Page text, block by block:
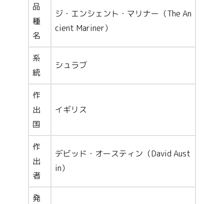
品
種
名
ジ・エンシェント・マリナー（The An
cient Mariner）
系
統
シュラブ
作
出
国
イギリス
作
出
者
デビッド・オースティン（David Aust
in）
発